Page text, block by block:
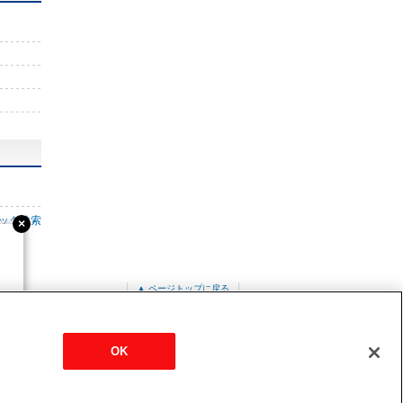
ク検索
▲ ページトップに戻る
MPU-P56HA3
OK